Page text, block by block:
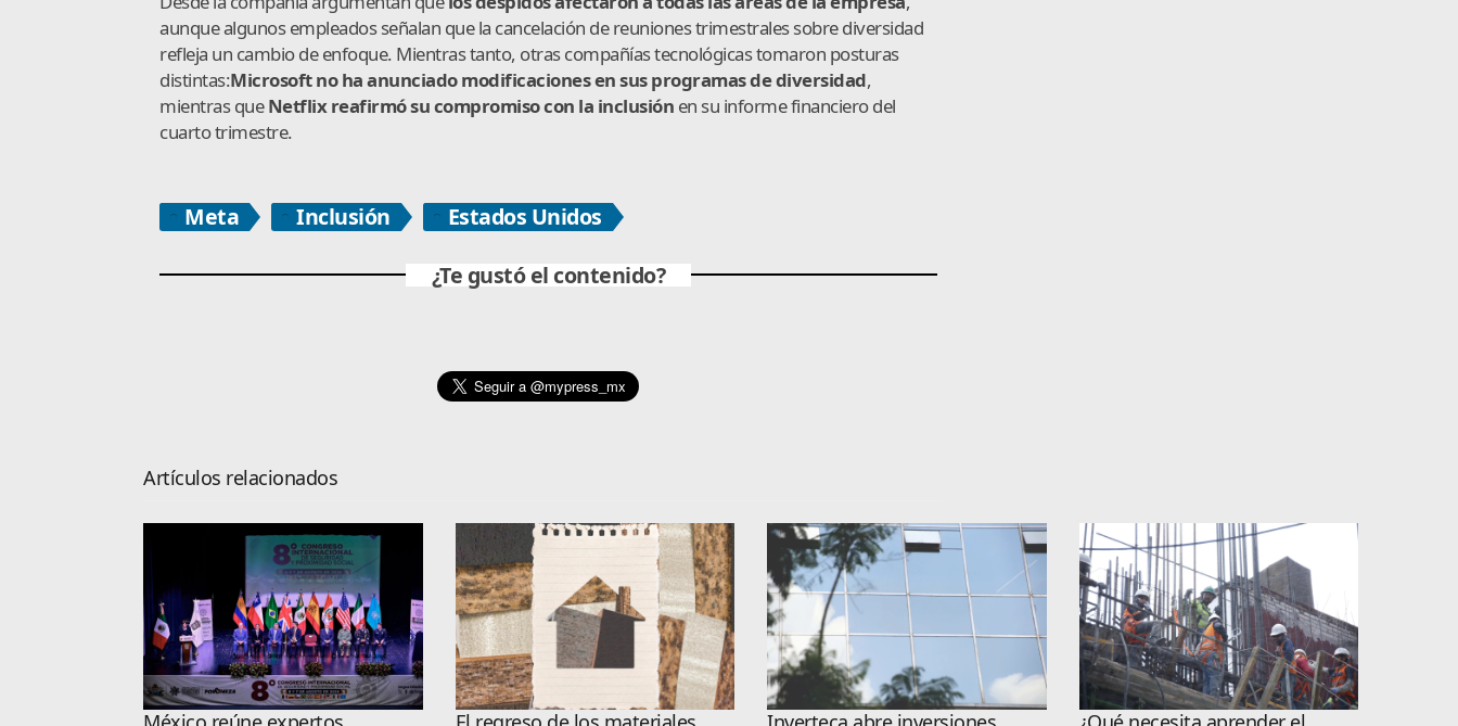
aunque algunos empleados señalan que la cancelación de reuniones trimestrales sobre diversidad
refleja un cambio de enfoque. Mientras tanto, otras compañías tecnológicas tomaron posturas
distintas:Microsoft no ha anunciado modificaciones en sus programas de diversidad,
mientras queNetflix reafirmó su compromiso con la inclusión en su informe financiero del
cuarto trimestre.
Meta Inclusión
Estados Unidos
¿Te gustó el contenido?
Artículos relacionados